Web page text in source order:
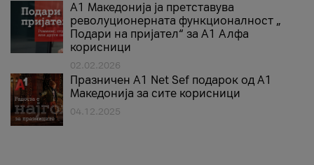
А1 Македонија ја претставува
револуционерната функционалност „
Подари на пријател“ за А1 Алфа
корисници
02.02.2026
Празничен A1 Net Sеf подарок од А1
Македонија за сите корисници
04.12.2025